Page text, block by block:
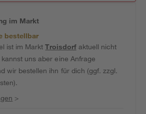
im Markt
bestellbar
ist im MarktTroisdorfaktuell nicht
uns aber eine Anfrage
wir bestellen ihn für dich (ggf. zzgl.
>